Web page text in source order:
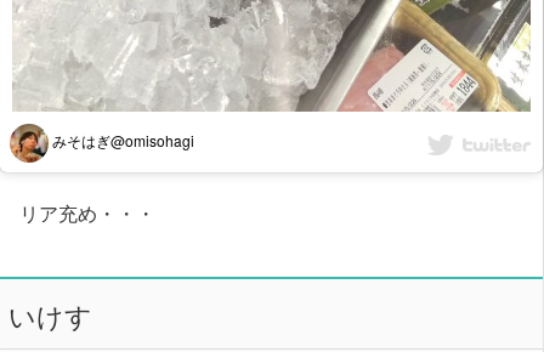
みそはぎ@omisohagi
リア充め・・・
いけす